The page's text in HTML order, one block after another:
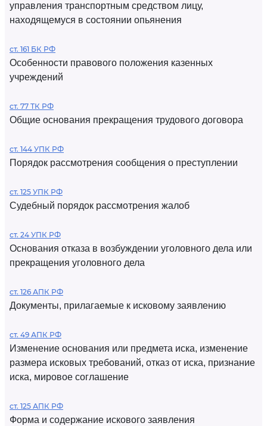
управления транспортным средством лицу,
находящемуся в состоянии опьянения
ст. 161 БК РФ
Особенности правового положения казенных
учреждений
ст. 77 ТК РФ
Общие основания прекращения трудового договора
ст. 144 УПК РФ
Порядок рассмотрения сообщения о преступлении
ст. 125 УПК РФ
Судебный порядок рассмотрения жалоб
ст. 24 УПК РФ
Основания отказа в возбуждении уголовного дела или
прекращения уголовного дела
ст. 126 АПК РФ
Документы, прилагаемые к исковому заявлению
ст. 49 АПК РФ
Изменение основания или предмета иска, изменение
размера исковых требований, отказ от иска, признание
иска, мировое соглашение
ст. 125 АПК РФ
Форма и содержание искового заявления